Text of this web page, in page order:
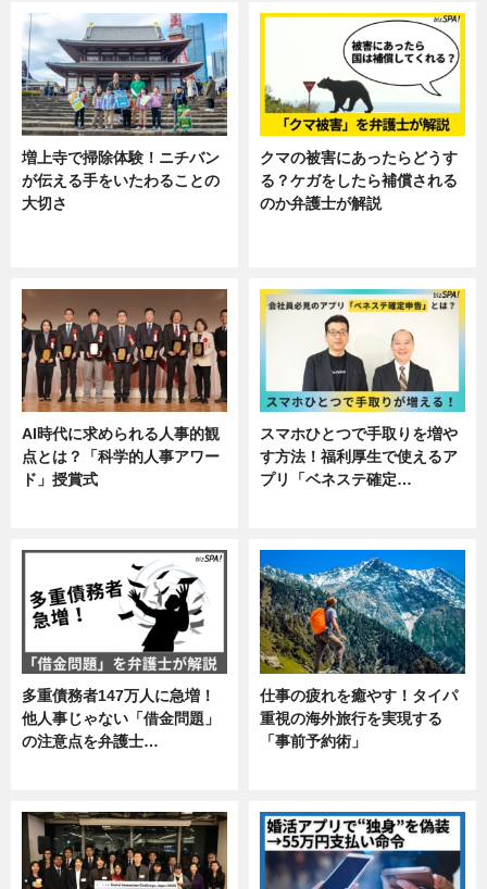
増上寺で掃除体験！ニチバン
が伝える手をいたわることの
大切さ
クマの被害にあったらどうす
る？ケガをしたら補償される
のか弁護士が解説
AI時代に求められる人事的観
点とは？「科学的人事アワー
ド」授賞式
スマホひとつで手取りを増や
す方法！福利厚生で使えるア
プリ「ベネステ確定…
多重債務者147万人に急増！
他人事じゃない「借金問題」
の注意点を弁護士…
仕事の疲れを癒やす！タイパ
重視の海外旅行を実現する
「事前予約術」